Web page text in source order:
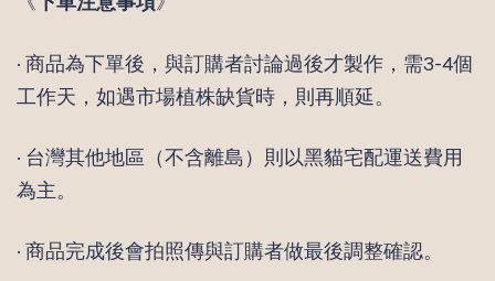
· 商品為下單後，與訂購者討論過後才製作，需3-4個
工作天，如遇市場植株缺貨時，則再順延。
· 台灣其他地區（不含離島）則以黑貓宅配運送費用
為主。
· 商品完成後會拍照傳與訂購者做最後調整確認。